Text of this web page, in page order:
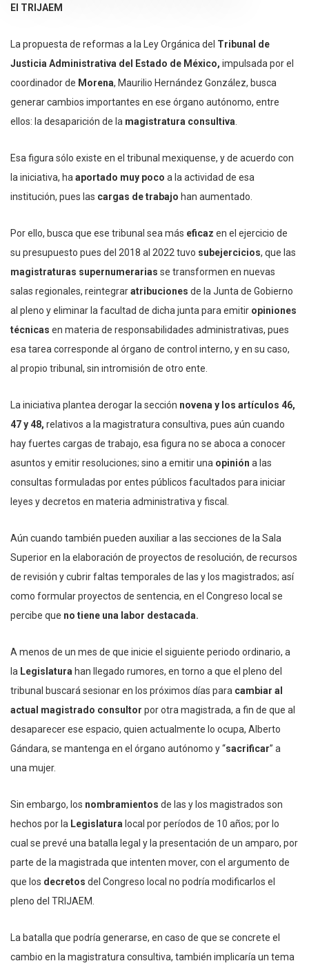
El TRIJAEM
La propuesta de reformas a la Ley Orgánica del Tribunal de
Justicia Administrativa del Estado de México, impulsada por el
coordinador de Morena, Maurilio Hernández González, busca
generar cambios importantes en ese órgano autónomo, entre
ellos: la desaparición de la magistratura consultiva.
Esa figura sólo existe en el tribunal mexiquense, y de acuerdo con
la iniciativa, haaportado muy poco a la actividad de esa
institución, pues las cargas de trabajo han aumentado.
Por ello, busca que ese tribunal sea más eficaz en el ejercicio de
su presupuesto pues del 2018 al 2022 tuvo subejercicios, que las
magistraturas supernumerarias se transformen en nuevas
salas regionales, reintegraratribuciones de la Junta de Gobierno
al pleno y eliminar la facultad de dicha junta para emitir opiniones
técnicas en materia de responsabilidades administrativas, pues
esa tarea corresponde al órgano de control interno, y en su caso,
al propio tribunal, sin intromisión de otro ente.
La iniciativa plantea derogar la sección novena y los artículos 46,
47 y 48, relativos a la magistratura consultiva, pues aún cuando
hay fuertes cargas de trabajo, esa figura no se aboca a conocer
asuntos y emitir resoluciones; sino a emitir una opinión a las
consultas formuladas por entes públicos facultados para iniciar
leyes y decretos en materia administrativa y fiscal.
Aún cuando también pueden auxiliar a las secciones de la Sala
Superior en la elaboración de proyectos de resolución, de recursos
de revisión y cubrir faltas temporales de las y los magistrados; así
como formular proyectos de sentencia, en el Congreso local se
percibe que no tiene una labor destacada.
A menos de un mes de que inicie el siguiente periodo ordinario, a
la Legislatura han llegado rumores, en torno a que el pleno del
tribunal buscará sesionar en los próximos días para cambiar al
actual magistrado consultor por otra magistrada, a fin de que al
desaparecer ese espacio, quien actualmente lo ocupa, Alberto
Gándara, se mantenga en el órgano autónomo y “sacrificar” a
una mujer.
Sin embargo, los nombramientos de las y los magistrados son
hechos por la Legislatura local por períodos de 10 años; por lo
cual se prevé una batalla legal y la presentación de un amparo, por
parte de la magistrada que intenten mover, con el argumento de
que los decretos del Congreso local no podría modificarlos el
pleno del TRIJAEM.
La batalla que podría generarse, en caso de que se concrete el
cambio en la magistratura consultiva, también implicaría un tema